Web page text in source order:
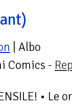
| Albo
Comics -
•